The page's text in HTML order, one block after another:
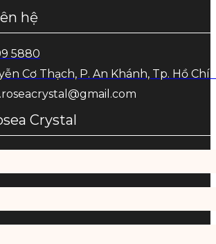
hệ
5880
Cơ Thạch, P. An Khánh, Tp. Hồ Chí
Crystal